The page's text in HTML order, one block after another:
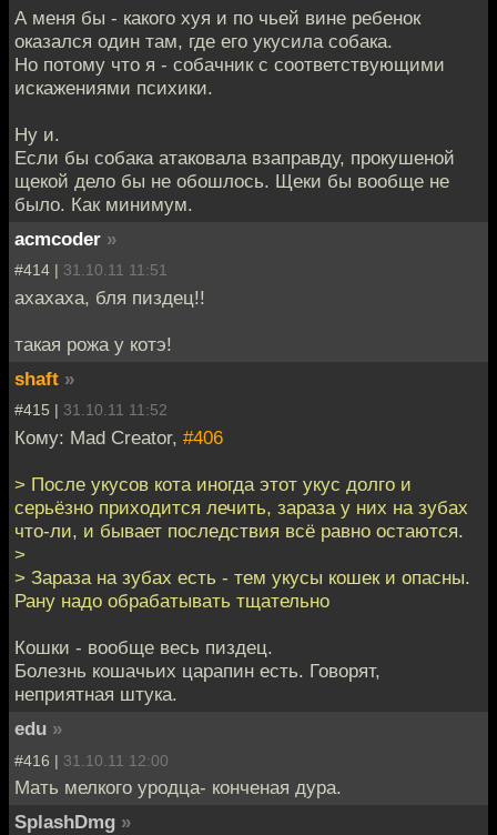
А меня бы - какого хуя и по чьей вине ребенок
оказался один там, где его укусила собака.
Но потому что я - собачник с соответствующими
искажениями психики.
Ну и.
Если бы собака атаковала взаправду, прокушеной
щекой дело бы не обошлось. Щеки бы вообще не
было. Как минимум.
acmcoder »
#414 | 31.10.11 11:51
ахахаха, бля пиздец!!
такая рожа у котэ!
shaft »
#415 | 31.10.11 11:52
Кому: Mad Creator, #406
> После укусов кота иногда этот укус долго и
серьёзно приходится лечить, зараза у них на зубах
что-ли, и бывает последствия всё равно остаются.
>
> Зараза на зубах есть - тем укусы кошек и опасны.
Рану надо обрабатывать тщательно
Кошки - вообще весь пиздец.
Болезнь кошачьих царапин есть. Говорят,
неприятная штука.
edu »
#416 | 31.10.11 12:00
Мать мелкого уродца- конченая дура.
SplashDmg »